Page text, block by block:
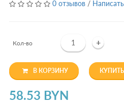
0 отзывов /
Кол-во +
В КОРЗИНУ
58.53 BYN